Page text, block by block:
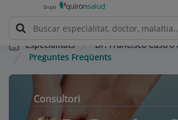
Especialitats
Dr. Francisco Castro
Preguntes Freqüents
Consultori